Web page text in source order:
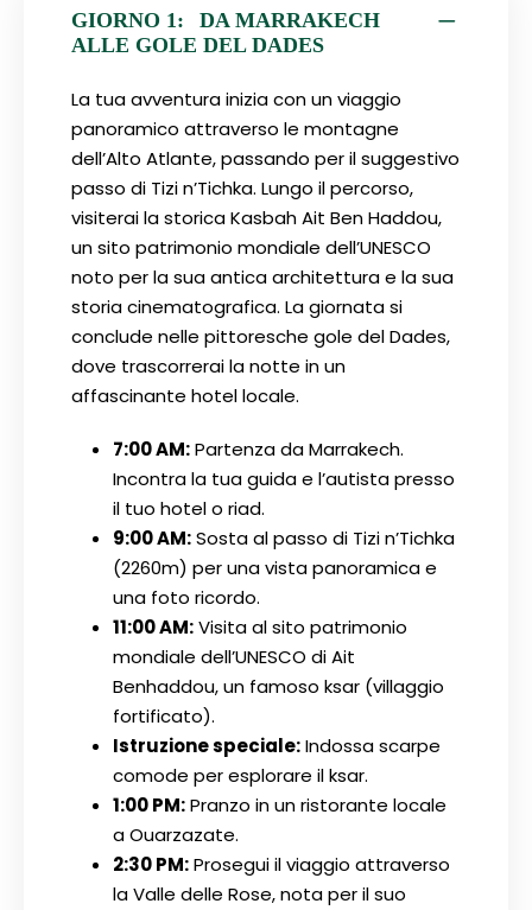
GIORNO 1:
DA MARRAKECH
ALLE GOLE DEL DADES
La tua avventura inizia con un viaggio
panoramico attraverso le montagne
dell’Alto Atlante, passando per il suggestivo
passo di Tizi n’Tichka. Lungo il percorso,
visiterai la storica Kasbah Ait Ben Haddou,
un sito patrimonio mondiale dell’UNESCO
noto per la sua antica architettura e la sua
storia cinematografica. La giornata si
conclude nelle pittoresche gole del Dades,
dove trascorrerai la notte in un
affascinante hotel locale.
7:00 AM:Partenza da Marrakech.
Incontra la tua guida e l’autista presso
il tuo hotel o riad.
9:00 AM:Sosta al passo di Tizi n’Tichka
(2260m) per una vista panoramica e
una foto ricordo.
11:00 AM:Visita al sito patrimonio
mondiale dell’UNESCO di Ait
Benhaddou, un famoso ksar (villaggio
fortificato).
Istruzione speciale:Indossa scarpe
comode per esplorare il ksar.
1:00 PM:Pranzo in un ristorante locale
a Ouarzazate.
2:30 PM:Prosegui il viaggio attraverso
la Valle delle Rose, nota per il suo